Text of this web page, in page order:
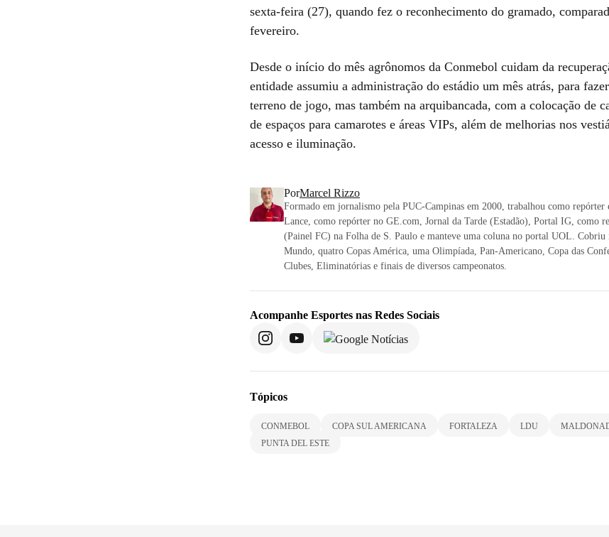
sexta-feira (27), quando fez o reconhecimento do gramado,
fevereiro.
Desde o início do mês agrônomos da Conmebol cuidam da
entidade assumiu a administração do estádio um mês atrás, para
terreno de jogo, mas também na arquibancada, com a colocação de
de espaços para camarotes e áreas VIPs, além de melhorias nos
acesso e iluminação.
PorMarcel Rizzo
Formado em jornalismo pela PUC-Campinas em 2000, trabalhou como
Lance, como repórter no GE.com, Jornal da Tarde (Estadão), Portal IG, como
(Painel FC) na Folha de S. Paulo e manteve uma coluna no portal UOL. Cobriu
Mundo, quatro Copas América, uma Olimpíada, Pan-Americano, Copa das
Clubes, Eliminatórias e finais de diversos campeonatos.
Acompanhe Esportes nas Redes Sociais
Tópicos
CONMEBOL COPA SUL AMERICANA FORTALEZA LDU
PUNTA DEL ESTE